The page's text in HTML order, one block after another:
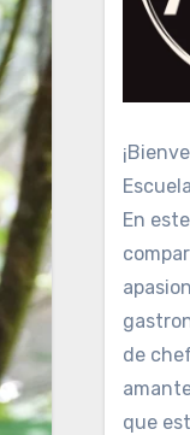
En
de
que